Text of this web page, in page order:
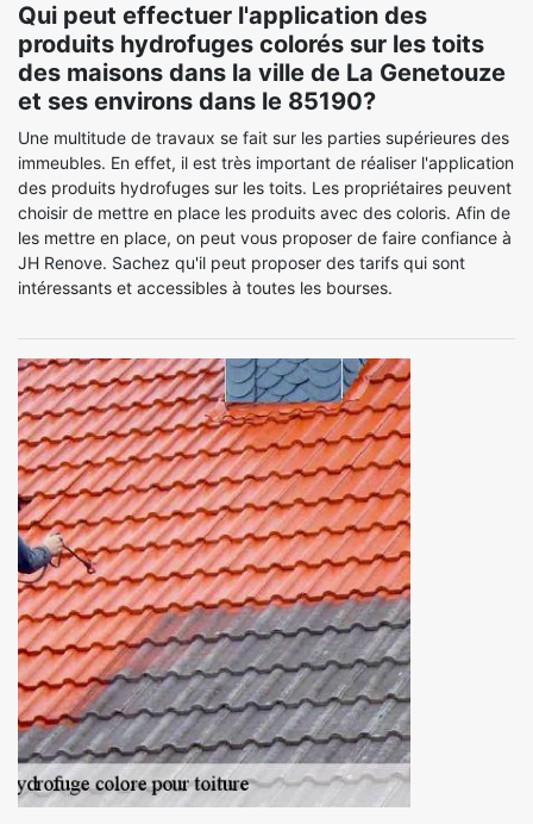
Qui peut effectuer l'application des
produits hydrofuges colorés sur les toits
des maisons dans la ville de La Genetouze
et ses environs dans le 85190?
Une multitude de travaux se fait sur les parties supérieures des
immeubles. En effet, il est très important de réaliser l'application
des produits hydrofuges sur les toits. Les propriétaires peuvent
choisir de mettre en place les produits avec des coloris. Afin de
les mettre en place, on peut vous proposer de faire confiance à
JH Renove. Sachez qu'il peut proposer des tarifs qui sont
intéressants et accessibles à toutes les bourses.